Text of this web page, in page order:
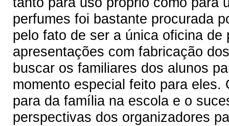
perfumes foi bastante procurada
pelo fato de ser a única oficina
apresentações com fabricação
buscar os familiares dos alunos
momento especial feito para
para da família na escola e o
perspectivas dos organizadores